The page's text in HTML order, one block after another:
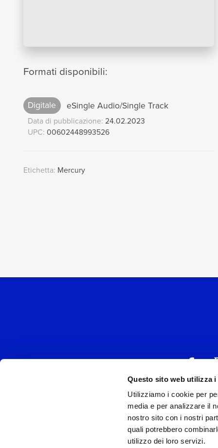
Questo sito web utilizza i
Utilizziamo i cookie per
media e per analizzare il
nostro sito con i nostri
quali potrebbero
utilizzo dei loro servizi.
Formati disponibili:
Digitale eSingle Audio/Single Track
Data di pubblicazione: 24.02.2023
UPC: 00602448993526
Etichetta: Mercury
UNIVERSAL
P.IVA
Universal Music Italia, nel rispetto delle